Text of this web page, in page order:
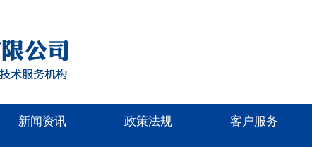
新闻资讯 政策法规 客户服务